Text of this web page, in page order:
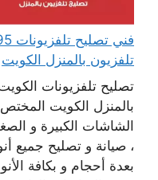
تلفزيون بالمنزل الكويت
تصليح تلفزيونات
بالمنزل الكويت
الشاشات الكبيرة و
، صيانة و تصليح جميع
بعدة أحجام و بكافة